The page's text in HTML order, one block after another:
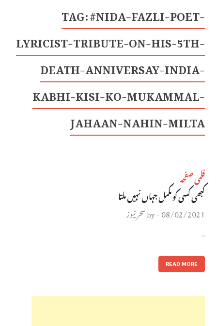
TAG:#NIDA-FAZLI-POET-
LYRICIST-TRIBUTE-ON-HIS-5TH-
DEATH-ANNIVERSAY-INDIA-
KABHI-KISI-KO-MUKAMMAL-
JAHAAN-NAHIN-MILTA
فلمی صفحہ
کبھی کسی کو مکمل جہاں نہیں ملتا
08/02/2021
-
byسحر نیوز
…
READ MORE